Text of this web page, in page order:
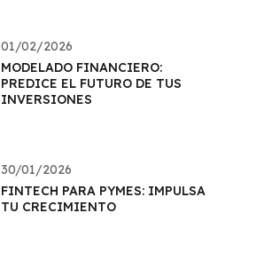
01/02/2026
MODELADO FINANCIERO:
PREDICE EL FUTURO DE TUS
INVERSIONES
30/01/2026
FINTECH PARA PYMES: IMPULSA
TU CRECIMIENTO